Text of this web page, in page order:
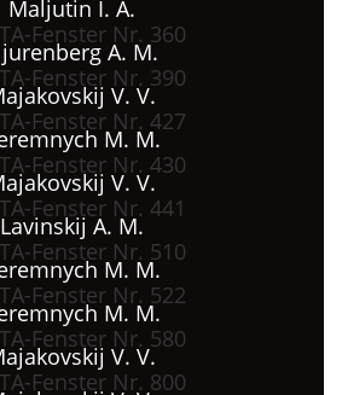
Maljutin I. A.
Fenster Nr. 360
A. M.
Fenster Nr. 390
V. V.
Fenster Nr. 427
M. M.
Fenster Nr. 430
V. V.
Fenster Nr. 441
Lavinskij A. M.
Fenster Nr. 510
M. M.
Fenster Nr. 522
M. M.
Fenster Nr. 580
V. V.
Fenster Nr. 800